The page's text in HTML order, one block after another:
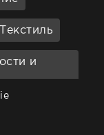
Текстиль
и
мебель